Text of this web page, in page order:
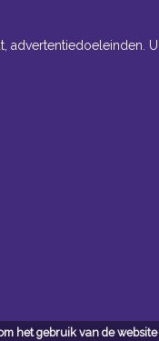
het gebruik van de
advertentiedoeleinden.